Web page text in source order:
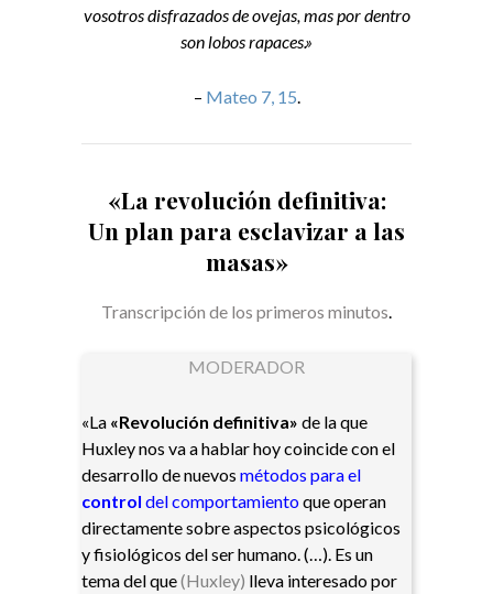
vosotros disfrazados de ovejas, mas por dentro
son lobos rapaces.»
– Mateo 7, 15
«La revolución definitiva:
Un plan para esclavizar a las
masas»
Transcripción de los primeros minutos
MODERADOR
«La «Revolución definitiva» de la que
Huxley nos va a hablar hoy coincide con el
desarrollo de nuevos métodos para el
control del comportamientoque operan
directamente sobre aspectos psicológicos
y fisiológicos del ser humano. (…). Es un
tema del que(Huxley) lleva interesado por